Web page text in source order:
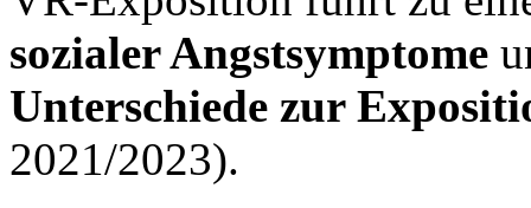
sozialer Angstsymptome
Unterschiede zur
2021/2023).